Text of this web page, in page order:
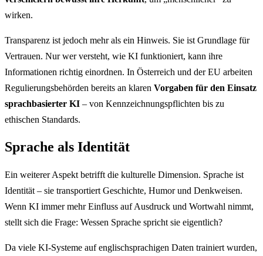
wirken.
Transparenz ist jedoch mehr als ein Hinweis. Sie ist Grundlage für
Vertrauen. Nur wer versteht, wie KI funktioniert, kann ihre
Informationen richtig einordnen. In Österreich und der EU arbeiten
Regulierungsbehörden bereits an klaren Vorgaben für den Einsatz
sprachbasierter KI – von Kennzeichnungspflichten bis zu
ethischen Standards.
Sprache als Identität
Ein weiterer Aspekt betrifft die kulturelle Dimension. Sprache ist
Identität – sie transportiert Geschichte, Humor und Denkweisen.
Wenn KI immer mehr Einfluss auf Ausdruck und Wortwahl nimmt,
stellt sich die Frage: Wessen Sprache spricht sie eigentlich?
Da viele KI-Systeme auf englischsprachigen Daten trainiert wurden,